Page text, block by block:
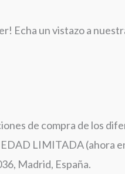
Echa un vistazo a
de compra de los
LIMITADA (ahora
Madrid, España.